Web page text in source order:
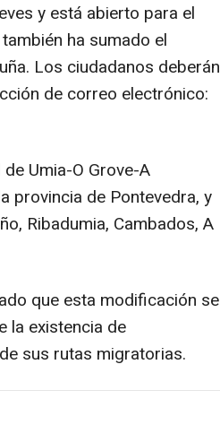
y está abierto para el
ha sumado el
Los ciudadanos deberán
de correo electrónico:
Umia-O Grove-A
provincia de Pontevedra, y
Ribadumia, Cambados, A
que esta modificación se
la existencia de
sus rutas migratorias.